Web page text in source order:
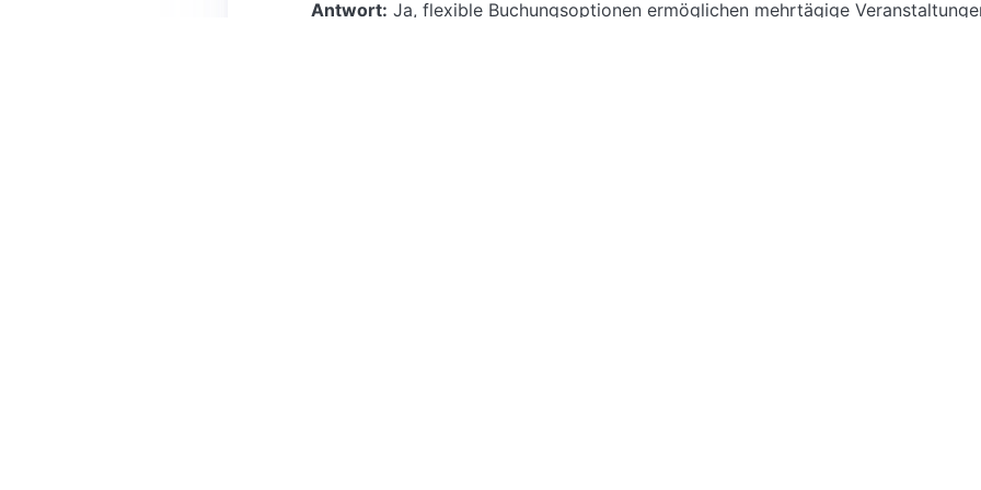
Antwort: Ja, flexible Buchungsoptionen ermöglichen mehrtägige